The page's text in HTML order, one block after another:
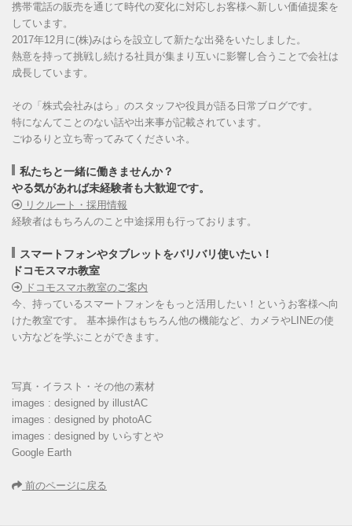
携帯電話の販売を通じて時代の変化に対応しお客様へ新しい価値提案を
しています。
2017年12月に(株)みはらを設立して新たな出発をいたしました。
熱意を持って挑戦し続ける社員が集まり互いに影響し合うことで会社は
成長しています。
その「株式会社みはら」のスタッフや役員が語る日常ブログです。
特になんてことのない話や出来事が記載されています。
ごゆるりと立ち寄ってみてくださいネ。
私たちと一緒に働きませんか？
やる気があれば未経験者も大歓迎です。
リクルート・採用情報
経験者はもちろんのこと中途採用も行っております。
スマートフォンやタブレットをバリバリ使いたい！
ドコモスマホ教室
ドコモスマホ教室のご案内
今、持っているスマートフォンをもっと活用したい！というお客様へ向
けた教室です。 基本操作はもちろん他の機能など、カメラやLINEの使
い方などを学ぶことができます。
写真・イラスト・その他の素材
images : designed by illustAC
images : designed by photoAC
images : designed by いらすとや
Google Earth
前のページに戻る